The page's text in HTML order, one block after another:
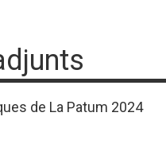
de La Patum 2024